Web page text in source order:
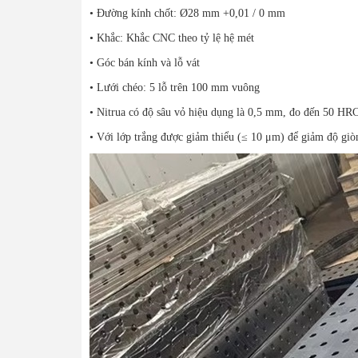
• Đường kính chốt: Ø28 mm +0,01 / 0 mm
• Khắc: Khắc CNC theo tỷ lệ hệ mét
• Góc bán kính và lỗ vát
• Lưới chéo: 5 lỗ trên 100 mm vuông
• Nitrua có độ sâu vỏ hiệu dụng là 0,5 mm, đo đến 50
• Với lớp trắng được giảm thiểu (≤ 10 μm) để giảm độ